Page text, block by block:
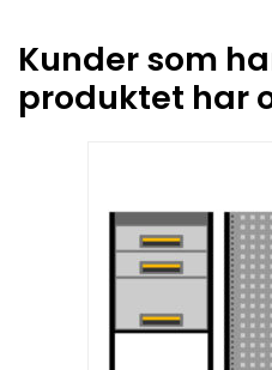
Kunder som
produktet har